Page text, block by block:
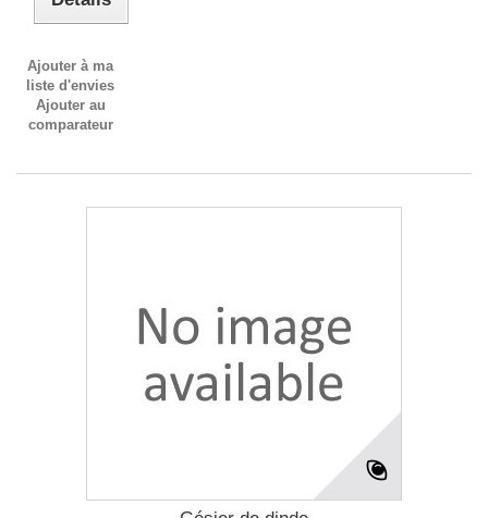
Ajouter à ma
liste d'envies
Ajouter au
comparateur